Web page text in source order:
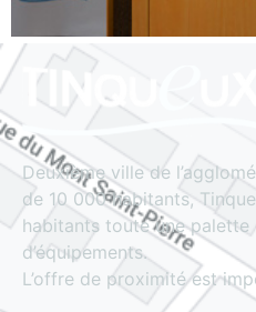
Deuxième ville de
de 10 000 habitants,
habitants toute une palette
d’équipements.
L’offre de proximité est